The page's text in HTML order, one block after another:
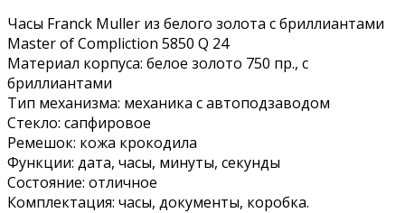
Часы Franck Muller из белого золота с бриллиантами
Master of Compliction 5850 Q 24
Материал корпуса: белое золото 750 пр., с
бриллиантами
Тип механизма: механика с автоподзаводом
Стекло: сапфировое
Ремешок: кожа крокодила
Функции: дата, часы, минуты, секунды
Состояние: отличное
Комплектация: часы, документы, коробка.